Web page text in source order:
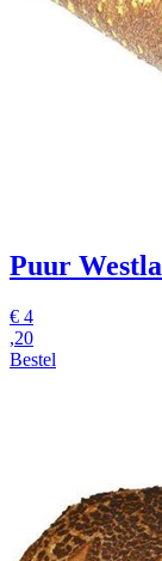
Puur
€ 4
,20
Bestel